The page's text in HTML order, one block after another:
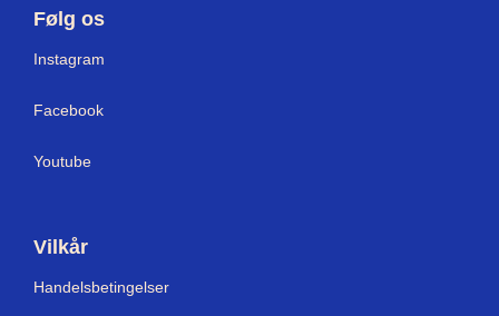
Følg os
Instagram
Facebook
Youtube
Vilkår
Handelsbetingelser